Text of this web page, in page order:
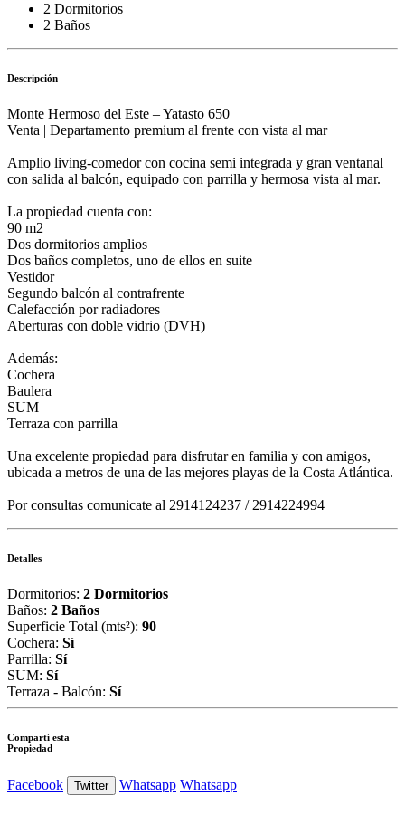
2 Dormitorios
2 Baños
Descripción
Monte Hermoso del Este – Yatasto 650
Venta | Departamento premium al frente con vista al mar
Amplio living-comedor con cocina semi integrada y gran ventanal
con salida al balcón, equipado con parrilla y hermosa vista al mar.
La propiedad cuenta con:
90 m2
Dos dormitorios amplios
Dos baños completos, uno de ellos en suite
Vestidor
Segundo balcón al contrafrente
Calefacción por radiadores
Aberturas con doble vidrio (DVH)
Además:
Cochera
Baulera
SUM
Terraza con parrilla
Una excelente propiedad para disfrutar en familia y con amigos,
ubicada a metros de una de las mejores playas de la Costa Atlántica.
Por consultas comunicate al 2914124237 / 2914224994
Detalles
Dormitorios: 2 Dormitorios
Baños: 2 Baños
Superficie Total (mts²): 90
Cochera: Sí
Parrilla: Sí
SUM: Sí
Terraza - Balcón: Sí
Compartí esta
Propiedad
Facebook Twitter Whatsapp Whatsapp